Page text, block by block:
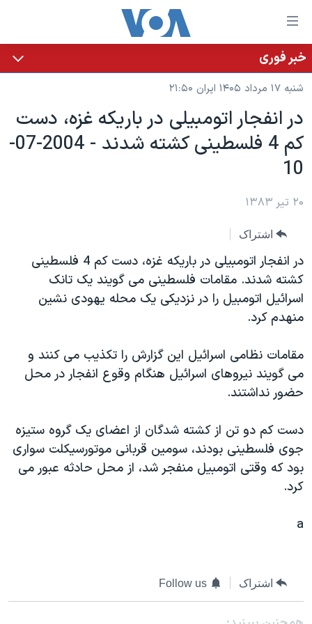
لینکهای
قابل
دسترسی
جهش
محتوای
اصلی
جهش
صفحه
جهش
جستجو
خانه
نسخه سبک وب‌سایت
موضوع ها
ایران
جهان
ویژه برنامه‌ها
ویدیوها
فرهنگ و زندگی
حقوق شهروندی
اقتصادی
علم و فناوری
اسرائیل در جنگ
گالری عکس
آرشیو پخش زنده
برنامه های تلویزیونی
جدول برنامه ها
صفحه‌های ویژه
۲۵۰سالگی آمریکا
بایگانی برنامه‌های تلویزیونی
مستندها
انتخابات ریاست جمهوری آمریکا ۲۰۲۴
حمله جمهوری اسلامی به اسرائیل
رمز مهسا
ورزش زنان در ایران
اعتراضات زن، زندگی، آزادی
مجموعه مستندهای دادخواهی
قانون شفافیت دارائی کادر رهبری ایران
اعتراضات مردمی آبان ۹۸
فرکانس‌های صدای آمریکا
یادگیری زبان انگلیسی
دنبال کنید
زبانهای مختلف
خبر فوری
شنبه ۱۷ مرداد ۱۴۰۵ ایران ۲۱:۵۰
در انفجار اتومبيلی در باريکه غزه، دست
کم 4 فلسطينی کشته شدند - 2004-07-
10
۲۰ تیر ۱۳۸۳
اشتراک
در انفجار اتومبيلی در باريکه غزه، دست کم 4 فلسطينی
کشته شدند. مقامات فلسطينی می گويند يک تانک
اسرائيل اتومبيل را در نزديکی يک محله يهودی نشين
منهدم کرد.
مقامات نظامی اسرائيل اين گزارش را تکذيب می کنند و
می گويند نيروهای اسرائيل هنگام وقوع انفجار در محل
حضور نداشتند.
دست کم دو تن از کشته شدگان از اعضای يک گروه ستيزه
جوی فلسطينی بودند، سومين قربانی موتورسيکلت سواری
بود که وقتی اتومبيل منفجر شد، از محل حادثه عبور می
کرد.
a
اشتراک Follow us